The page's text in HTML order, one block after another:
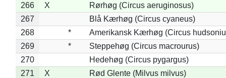
266
X
Rørhøg (Circus aeruginosus)
267
Blå Kærhøg (Circus cyaneus)
268
*
Amerikansk Kærhøg (Circus
269
*
Steppehøg (Circus macrourus)
270
Hedehøg (Circus pygargus)
271
X
Rød Glente (Milvus milvus)